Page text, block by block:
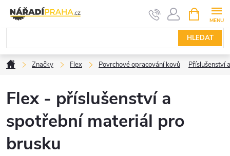
obsah
HLEDAT
NÁKUPNÍ
KOŠÍK
DomůZnačky Flex Povrchové opracování kovů Příslušenství
Flex - příslušenství a
spotřební materiál pro
brusku